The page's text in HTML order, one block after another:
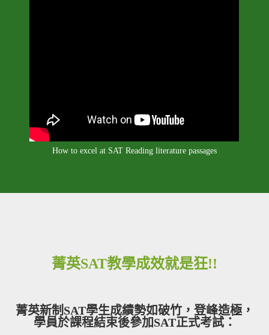
How to excel at SAT Reading literature passages
菁英SAT教學成效就是狂!!
菁英新制SAT學生成績勢如破竹，登峰造極，
學員於課程結束後參加SAT正式考試：